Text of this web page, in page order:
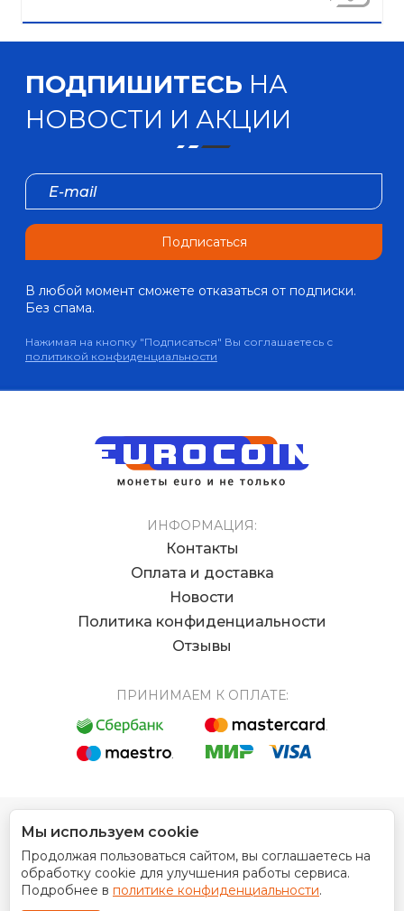
ПОДПИШИТЕСЬ НА
НОВОСТИ И АКЦИИ
Подписаться
В любой момент сможете отказаться от подписки.
Без спама.
Нажимая на кнопку "Подписаться" Вы соглашаетесь с
политикой конфиденциальности
ИНФОРМАЦИЯ:
Контакты
Оплата и доставка
Новости
Политика конфиденциальности
Отзывы
ПРИНИМАЕМ К ОПЛАТЕ:
© 2012 - 2026 Интернет магазин EUROCOIN
Дизайн сайта
Мы используем cookie
Продолжая пользоваться сайтом, вы соглашаетесь на
обработку cookie для улучшения работы сервиса.
Подробнее в политике конфиденциальности.